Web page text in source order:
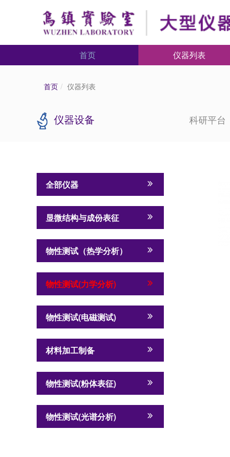
首页 仪器列表
首页 仪器列表
仪器设备 科研平台
全部仪器
显微结构与成份表征
物性测试（热学分析）
物性测试(力学分析)
物性测试(电磁测试)
材料加工制备
物性测试(粉体表征)
物性测试(光谱分析)